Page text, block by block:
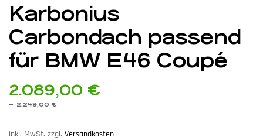
Karbonius
Carbondach passend
für BMW E46 Coupé
2.089,00 €
– 2.249,00 €
inkl. MwSt. zzgl. Versandkosten